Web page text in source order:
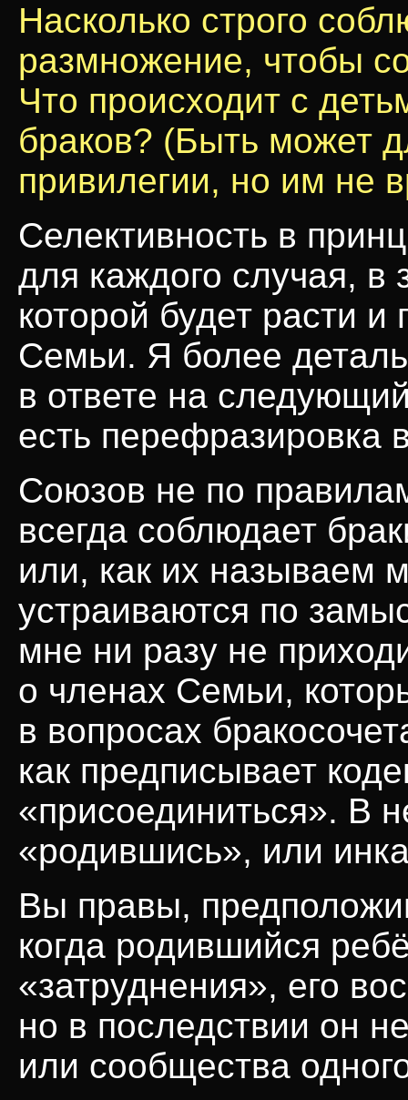
Насколько строго
размножение, чтобы
Что происходит с
браков? (Быть может
привилегии, но им не
Селективность в
для каждого случая, в
которой будет расти и
Семьи. Я более
в ответе на
есть перефразировка
Союзов не по
всегда соблюдает
или, как их называем
устраиваются по
мне ни разу не
о членах Семьи,
в вопросах
как предписывает
«присоединиться». В
«родившись», или
Вы правы,
когда родившийся
«затруднения», его
но в последствии он
или сообщества